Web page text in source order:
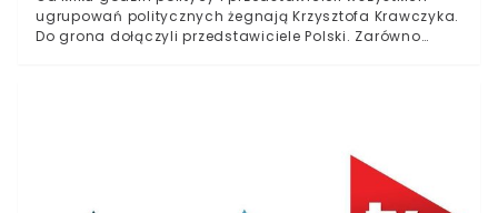
ugrupowań politycznych żegnają Krzysztofa Krawczyka.
Do grona dołączyli przedstawiciele Polski. Zarówno
przedstawicieli młodego pokolenia. Odszedł Krzysztof
Krawczyk.Młodzi może lekceważą taką muzykę albo
nawet nie znają, ale nie ma wątpliwości, że jakiś rozdział